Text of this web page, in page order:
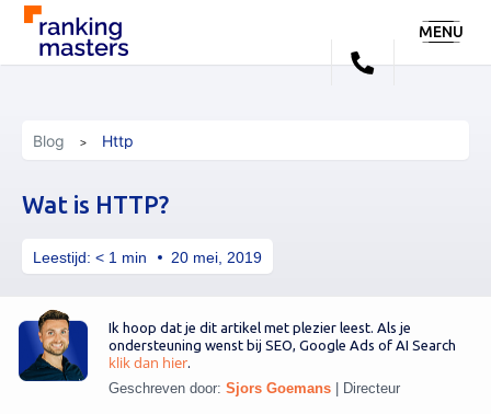
MENU
Blog Http
Leestijd: < 1 min 20 mei, 2019
Wat is HTTP?
Ik hoop dat je dit artikel met plezier leest. Als je
ondersteuning wenst bij SEO, Google Ads of AI Search
klik dan hier
Geschreven door: Sjors Goemans | Directeur